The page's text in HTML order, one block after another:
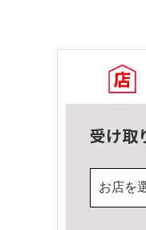
受け取
お店を